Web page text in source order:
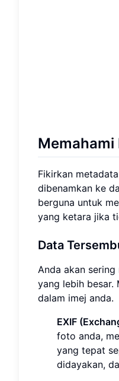
Memahami
Fikirkan
dibenamkan ke
berguna untuk
yang ketara jika
Data
Anda akan
yang lebih besar.
dalam imej anda.
EXIF
foto anda,
yang tepat
didayakan,